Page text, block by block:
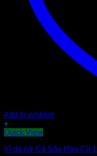
Add to wishlist
+
Quick View
Ví da nữ Cá Sấu Hoa Cà